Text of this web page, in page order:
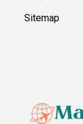
Sitemap